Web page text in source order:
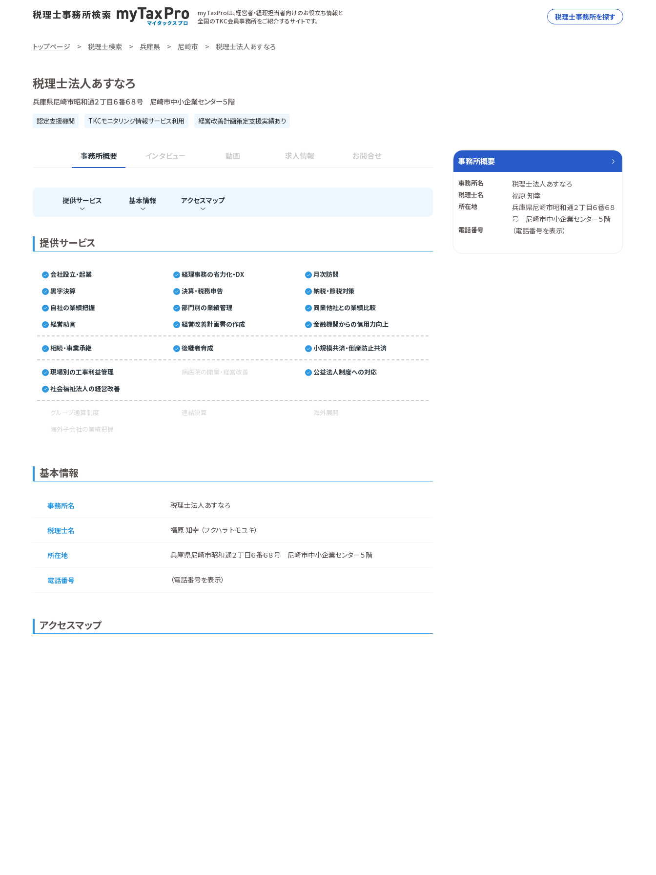
myTaxProは、経営者・経理担当者向けのお役立ち情報と
全国のTKC会員事務所をご紹介するサイトです。
税理士事務所を探す
トップページ 税理士検索 兵庫県 尼崎市 税理士法人あすなろ
税理士法人あすなろ
兵庫県尼崎市昭和通２丁目６番６８号 尼崎市中小企業センター５階
認定支援機関 TKCモニタリング情報サービス利用 経営改善計画策定支援実績あり
事務所概要 インタビュー 動画 求人情報 お問合せ
提供サービス 基本情報 アクセスマップ
提供サービス
会社設立・起業 経理事務の省力化・DX
月次訪問
黒字決算
決算・税務申告
納税・節税対策
自社の業績把握
部門別の業績管理
同業他社との業績比較
経営助言
経営改善計画書の作成 金融機関からの信用力向上
相続・事業承継 後継者育成 小規模共済・倒産防止共済
現場別の工事利益管理 病医院の開業・経営改善
公益法人制度への対応
社会福祉法人の経営改善
グループ通算制度 連結決算
海外展開
海外子会社の業績把握
基本情報
事務所名 税理士法人あすなろ
税理士名 福原 知幸 （フクハラ トモユキ）
所在地 兵庫県尼崎市昭和通２丁目６番６８号 尼崎市中小企業センター５階
電話番号 （電話番号を表示）
アクセスマップ
事務所概要
事務所名 税理士法人あすなろ
税理士名 福原 知幸
所在地
兵庫県尼崎市昭和通２丁目６番６８
号 尼崎市中小企業センター５階
電話番号 （電話番号を表示）